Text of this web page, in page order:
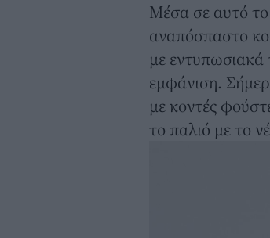
Μέσα σε αυτό το
αναπόσπαστο
με
εμφάνιση.
με κοντές
το παλιό με το